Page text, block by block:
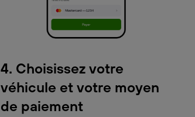
4. Choisissez votre
véhicule et votre moyen
de paiement